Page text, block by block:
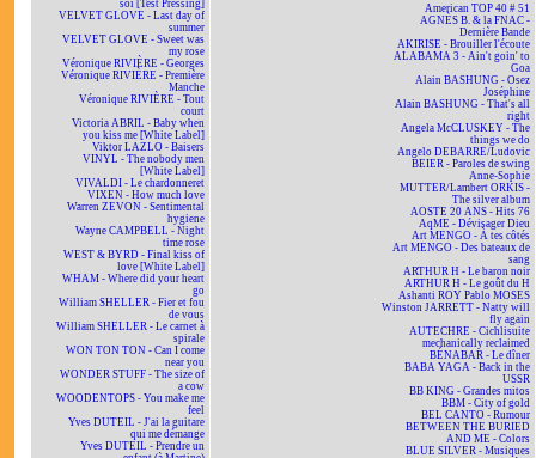
soi [Test Pressing]
VELVET GLOVE - Last day of
summer
VELVET GLOVE - Sweet was
my rose
Véronique RIVIÈRE - Georges
Véronique RIVIÈRE - Première
Manche
Véronique RIVIÈRE - Tout
court
Victoria ABRIL - Baby when
you kiss me [White Label]
Viktor LAZLO - Baisers
VINYL - The nobody men
[White Label]
VIVALDI - Le chardonneret
VIXEN - How much love
Warren ZEVON - Sentimental
hygiene
Wayne CAMPBELL - Night
time rose
WEST & BYRD - Final kiss of
love [White Label]
WHAM - Where did your heart
go
William SHELLER - Fier et fou
de vous
William SHELLER - Le carnet à
spirale
WON TON TON - Can I come
near you
WONDER STUFF - The size of
a cow
WOODENTOPS - You make me
feel
Yves DUTEIL - J'ai la guitare
qui me démange
Yves DUTEIL - Prendre un
American TOP 40 # 51
AGNÈS B. & la FNAC -
Dernière Bande
AKIRISE - Brouiller l'écoute
ALABAMA 3 - Ain't goin' to
Goa
Alain BASHUNG - Osez
Joséphine
Alain BASHUNG - That's all
right
Angela McCLUSKEY - The
things we do
Angelo DEBARRE/Ludovic
BEIER - Paroles de swing
Anne-Sophie
MUTTER/Lambert ORKIS -
The silver album
AOSTE 20 ANS - Hits 76
AqME - Dévisager Dieu
Art MENGO - À tes côtés
Art MENGO - Des bateaux de
sang
ARTHUR H - Le baron noir
ARTHUR H - Le goût du H
Ashanti ROY Pablo MOSES
Winston JARRETT - Natty will
fly again
AUTECHRE - Cichlisuite
mechanically reclaimed
BÉNABAR - Le dîner
BABA YAGA - Back in the
USSR
BB KING - Grandes mitos
BBM - City of gold
BEL CANTO - Rumour
BETWEEN THE BURIED
AND ME - Colors
BLUE SILVER - Musiques